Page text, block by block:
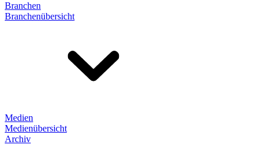
Branchen
Branchenübersicht
Medien
Medienübersicht
Archiv